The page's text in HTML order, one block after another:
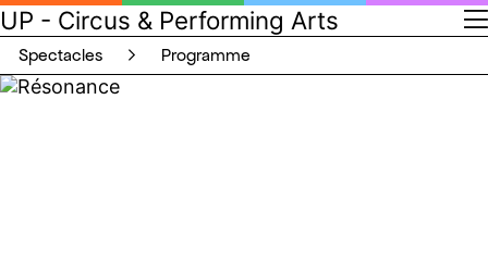
UP - Circus & Performing Arts
spectacles programme